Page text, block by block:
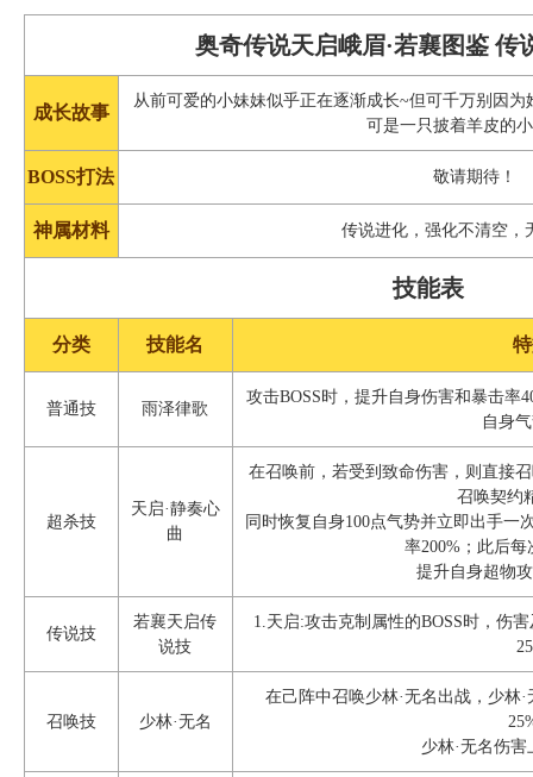
奥奇传说天启峨眉·若襄图鉴 传
成长故事
从前可爱的小妹妹似乎正在逐渐成长~但可千万别因
可是一只披着羊皮的
BOSS打法 敬请期待！
神属材料 传说进化，强化不清空，
技能表
分类 技能名
普通技 雨泽律歌
攻击BOSS时，提升自身伤害和暴击率
自身
超杀技
天启·静奏心
曲
在召唤前，若受到致命伤害，则直接
召唤契约
同时恢复自身100点气势并立即出手一
率200%；此后
提升自身超物
传说技
若襄天启传
说技
1.天启:攻击克制属性的BOSS时，伤
召唤技 少林·无名
在己阵中召唤少林·无名出战，少林
少林·无名伤